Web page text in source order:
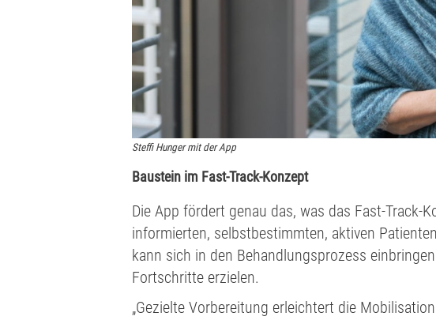
Steffi Hunger mit der App
Baustein im Fast-Track-Konzept
Die App fördert genau das, was das Fast-Track-
informierten, selbstbestimmten, aktiven
kann sich in den Behandlungsprozess
Fortschritte erzielen.
„Gezielte Vorbereitung erleichtert die